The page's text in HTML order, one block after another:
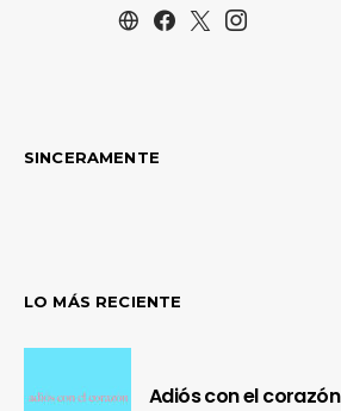
SINCERAMENTE
LO MÁS RECIENTE
Adiós con el corazón